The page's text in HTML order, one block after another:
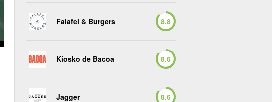
Falafel & Burgers 8.8
Kiosko de Bacoa 8.6
Jagger 8.6